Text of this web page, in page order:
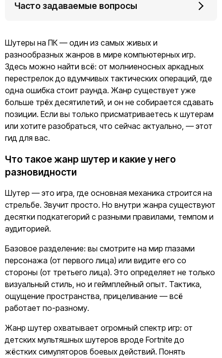
Часто задаваемые вопросы
Шутеры на ПК — один из самых живых и
разнообразных жанров в мире компьютерных игр.
Здесь можно найти всё: от молниеносных аркадных
перестрелок до вдумчивых тактических операций, где
одна ошибка стоит раунда. Жанр существует уже
больше трёх десятилетий, и он не собирается сдавать
позиции. Если вы только присматриваетесь к шутерам
или хотите разобраться, что сейчас актуально, — этот
гид для вас.
Что такое жанр шутер и какие у него
разновидности
Шутер — это игра, где основная механика строится на
стрельбе. Звучит просто. Но внутри жанра существуют
десятки подкатегорий с разными правилами, темпом и
аудиторией.
Базовое разделение: вы смотрите на мир глазами
персонажа (от первого лица) или видите его со
стороны (от третьего лица). Это определяет не только
визуальный стиль, но и геймплейный опыт. Тактика,
ощущение пространства, прицеливание — всё
работает по-разному.
Жанр шутер охватывает огромный спектр игр: от
детских мультяшных шутеров вроде Fortnite до
жёстких симуляторов боевых действий. Понять